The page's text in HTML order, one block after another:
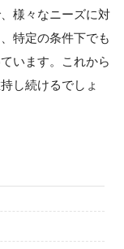
様々なニーズに対
特定の条件下でも
います。これから
し続けるでしょ